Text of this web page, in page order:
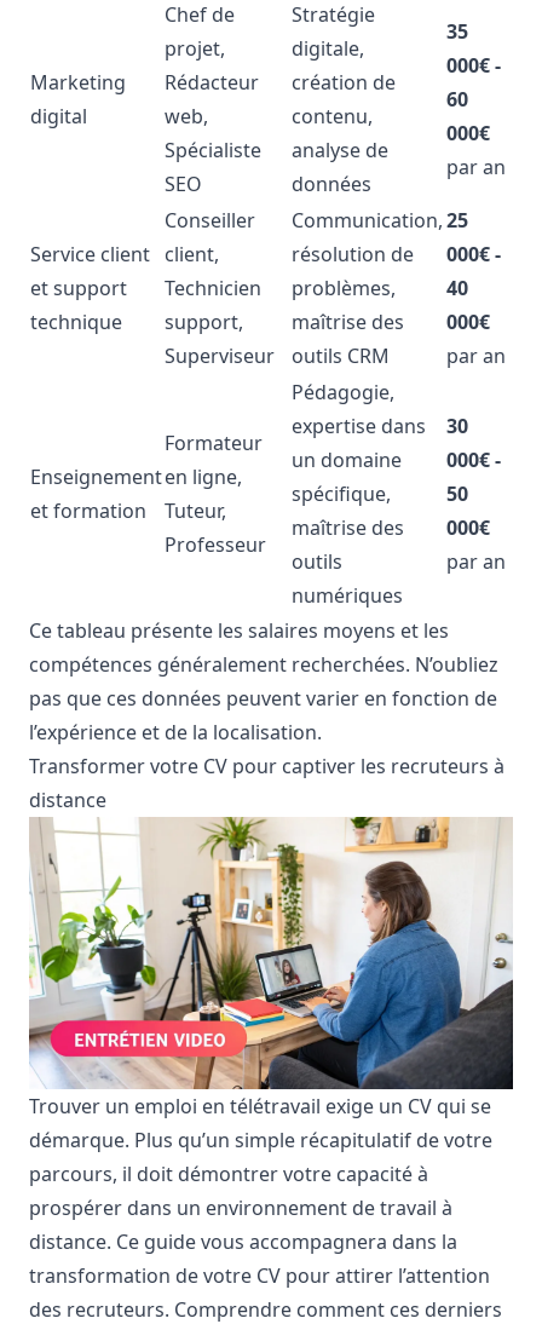
Marketing
digital
Chef de
projet,
Rédacteur
web,
Spécialiste
SEO
Stratégie
digitale,
création de
contenu,
analyse de
données
35
000€ -
60
000€
par an
Service client
et support
technique
Conseiller
client,
Technicien
support,
Superviseur
Communication,
résolution de
problèmes,
maîtrise des
outils CRM
25
000€ -
40
000€
par an
Enseignement
et formation
Formateur
en ligne,
Tuteur,
Professeur
Pédagogie,
expertise dans
un domaine
spécifique,
maîtrise des
outils
numériques
30
000€ -
50
000€
par an
Ce tableau présente les salaires moyens et les
compétences généralement recherchées. N’oubliez
pas que ces données peuvent varier en fonction de
l’expérience et de la localisation.
Transformer votre CV pour captiver les recruteurs à
distance
Trouver un emploi en télétravail exige un CV qui se
démarque. Plus qu’un simple récapitulatif de votre
parcours, il doit démontrer votre capacité à
prospérer dans un environnement de travail à
distance. Ce guide vous accompagnera dans la
transformation de votre CV pour attirer l’attention
des recruteurs. Comprendre comment ces derniers